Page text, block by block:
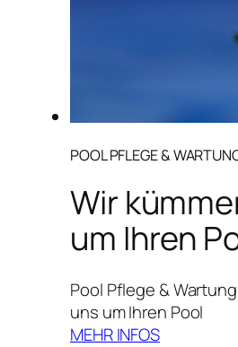
POOL PFLEGE &
Wir
um Ihren
Pool Pflege &
uns um Ihren Pool
MEHR INFOS